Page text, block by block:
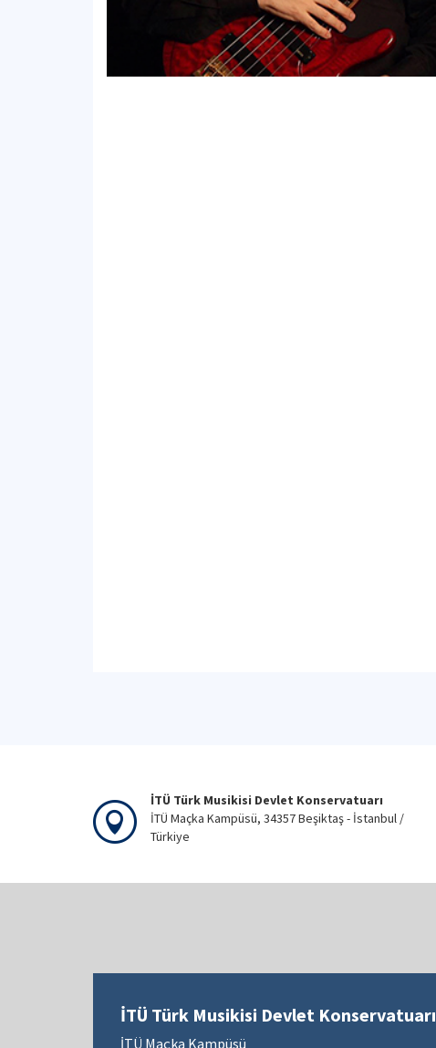
İTÜ Türk Musikisi Devlet Konservatuarı
İTÜ Maçka Kampüsü, 34357 Beşiktaş - İstanbul /
Türkiye
İTÜ Türk Musikisi Devlet Konservatuarı
İTÜ Maçka Kampüsü